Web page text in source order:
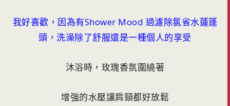
我好喜歡，因為有Shower Mood 過濾除氯省水蓮蓬
頭，洗澡除了舒服還是一種個人的享受
沐浴時，玫瑰香氛圍繞著
增強的水壓讓肩頸都好放鬆